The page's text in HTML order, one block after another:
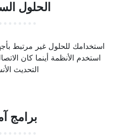
الحلول
استخدامك للحلول غير مرتبط
استخدم الأنظمة أينما كان
التحديث
برامج